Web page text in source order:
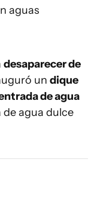
aguas
desaparecer de
un dique
de agua
de agua dulce